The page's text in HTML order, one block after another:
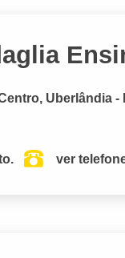
Uberlândia -
ver